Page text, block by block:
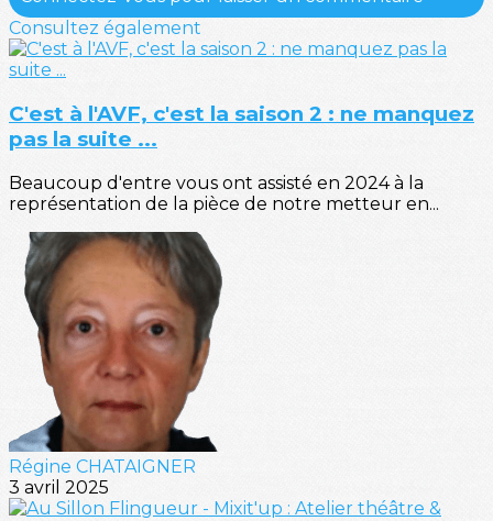
Consultez également
C'est à l'AVF, c'est la saison 2 : ne manquez
pas la suite ...
Beaucoup d'entre vous ont assisté en 2024 à la
représentation de la pièce de notre metteur en...
Régine CHATAIGNER
3 avril 2025